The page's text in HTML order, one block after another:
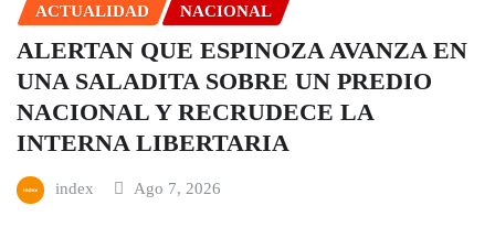
ACTUALIDAD NACIONAL
ALERTAN QUE ESPINOZA AVANZA EN
UNA SALADITA SOBRE UN PREDIO
NACIONAL Y RECRUDECE LA
INTERNA LIBERTARIA
index Ago 7, 2026